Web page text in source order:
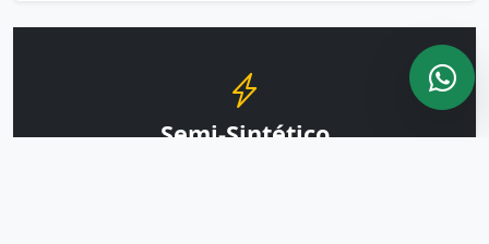
Semi-Sintético